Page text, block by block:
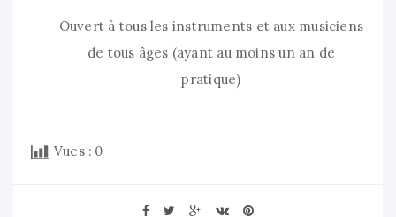
Ouvert à tous les instruments et aux musiciens
de tous âges (ayant au moins un an de
pratique)
Vues : 0